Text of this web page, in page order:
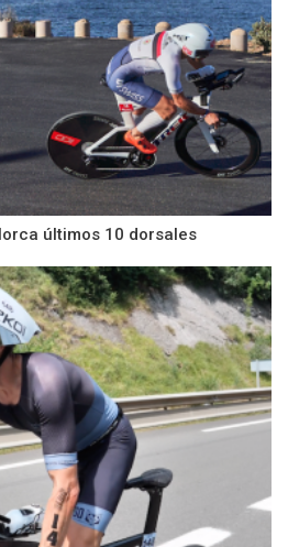
últimos 10 dorsales